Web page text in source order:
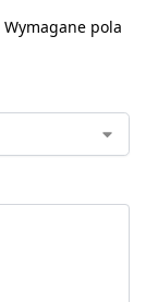
Wymagane pola